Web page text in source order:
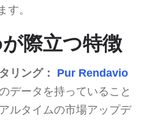
す。
際立つ特徴
リング：
Pur Rendavio
データを持っていること
ルタイムの市場アップデ